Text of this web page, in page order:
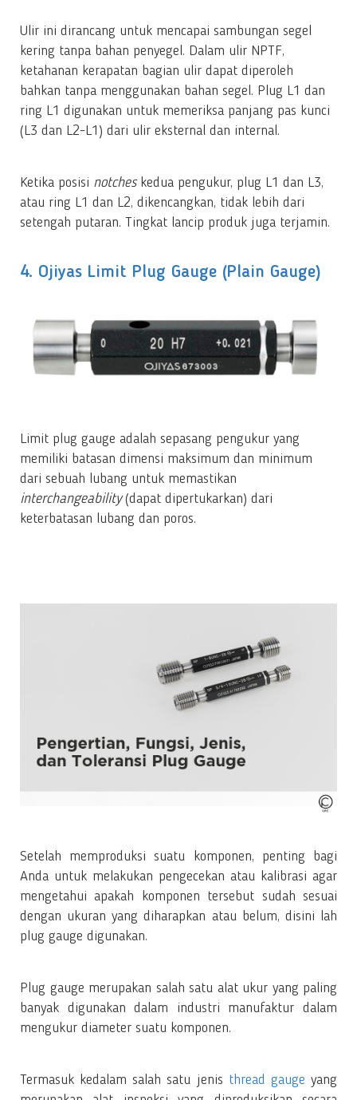
Ulir ini dirancang untuk mencapai sambungan segel
kering tanpa bahan penyegel. Dalam ulir NPTF,
ketahanan kerapatan bagian ulir dapat diperoleh
bahkan tanpa menggunakan bahan segel. Plug L1 dan
ring L1 digunakan untuk memeriksa panjang pas kunci
(L3 dan L2-L1) dari ulir eksternal dan internal.
Ketika posisi notcheskedua pengukur, plug L1 dan L3,
atau ring L1 dan L2, dikencangkan, tidak lebih dari
setengah putaran. Tingkat lancip produk juga terjamin.
4. Ojiyas Limit Plug Gauge (Plain Gauge)
Limit plug gauge adalah sepasang pengukur yang
memiliki batasan dimensi maksimum dan minimum
dari sebuah lubang untuk memastikan
interchangeability(dapat dipertukarkan) dari
keterbatasan lubang dan poros.
Setelah memproduksi suatu komponen, penting bagi
Anda untuk melakukan pengecekan atau kalibrasi agar
mengetahui apakah komponen tersebut sudah sesuai
dengan ukuran yang diharapkan atau belum, disini lah
plug gauge digunakan.
Plug gauge merupakan salah satu alat ukur yang paling
banyak digunakan dalam industri manufaktur dalam
mengukur diameter suatu komponen.
Termasuk kedalam salah satu jenis thread gauge yang